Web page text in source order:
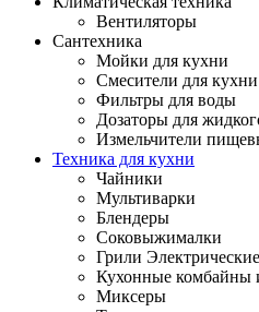
Вентиляторы
Сантехника
Мойки для кухни
Смесители для кухни
Фильтры для воды
Дозаторы для
Измельчители
Техника для кухни
Чайники
Мультиварки
Блендеры
Соковыжималки
Грили Электрические
Кухонные комбайны
Миксеры